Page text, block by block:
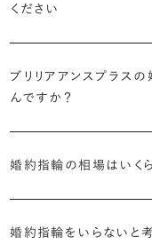
などがはっきりするほど
迷った場合はショールー
迷った場合はショールー
す。
ジュエリーの購入は初め
お選びいただくために。
います。
ドをご用意しています。
・業界の当たり前にとら
ごとの価格・品質情報もす
ダイヤモンド供給元のデ
ください
つひとつ心をこめてお作
やデザインによって5週間
でお問い合わせください。
ブリリアアンスプラス
んですか？
ールドを組み合わせたコ
婚約指輪の相場はいく
平均で約43.8万円。30
婚約指輪をいらないと